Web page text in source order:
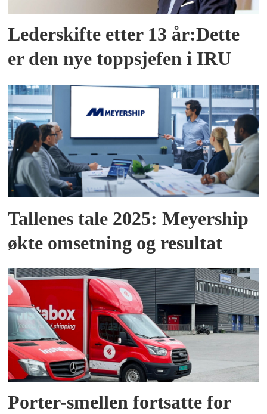
Lederskifte etter 13 år:Dette
er den nye toppsjefen i IRU
Tallenes tale 2025: Meyership
økte omsetning og resultat
Porter-smellen fortsatte for